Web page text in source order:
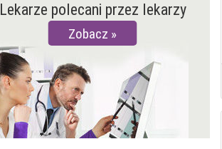
Lekarze polecani przez lekarzy
Zobacz